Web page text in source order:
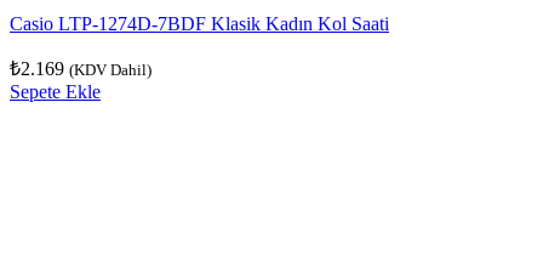
Casio LTP-1274D-7BDF Klasik Kadın Kol Saati
₺2.169 (KDV Dahil)
Sepete Ekle